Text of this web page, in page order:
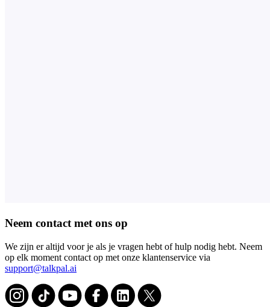
Neem contact met ons op
We zijn er altijd voor je als je vragen hebt of hulp nodig hebt. Neem
op elk moment contact op met onze klantenservice via
support@talkpal.ai